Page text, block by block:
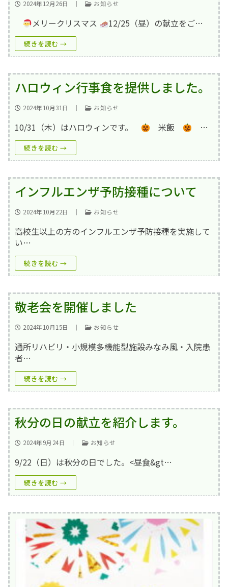
2024年12月26日 ｜ お知らせ
メリークリスマス 12/25（昼）の献立をご…
続きを読む →
ハロウィン行事食を提供しました。
2024年10月31日 ｜ お知らせ
10/31（木）はハロウィンです。 米飯 …
続きを読む →
インフルエンザ予防接種について
2024年10月22日 ｜ お知らせ
高校生以上の方のインフルエンザ予防接種を実施して
い…
続きを読む →
敬老会を開催しました
2024年10月15日 ｜ お知らせ
通所リハビリ・小規模多機能型施設みなみ風・入院患
者…
続きを読む →
秋分の日の献立を紹介します。
2024年9月24日 ｜ お知らせ
9/22（日）は秋分の日でした。<昼食&gt…
続きを読む →